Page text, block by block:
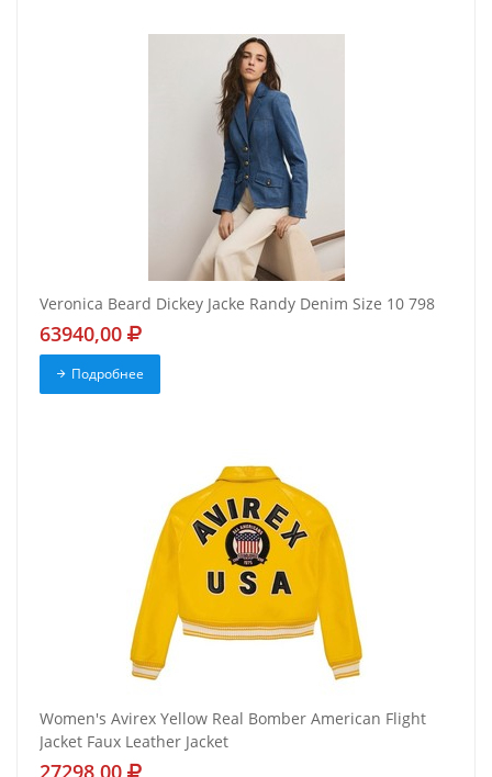
Veronica Beard Dickey Jacke Randy Denim Size 10 798
63940,00
Подробнее
Women's Avirex Yellow Real Bomber American Flight
Jacket Faux Leather Jacket